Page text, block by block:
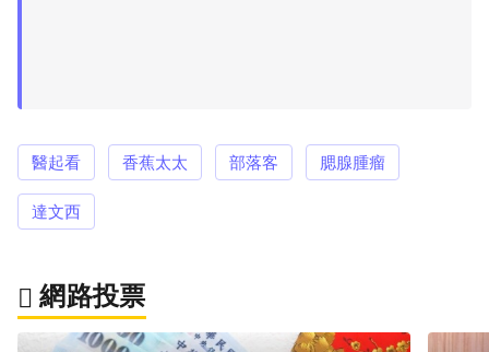
醫起看 香蕉太太 部落客 腮腺腫瘤
達文西
網路投票